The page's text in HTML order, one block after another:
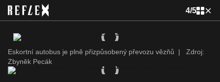
4/5
Eskortní autobus je plně přizpůsobený převozu vězňů |
Zdroj:
Zbyněk Pecák